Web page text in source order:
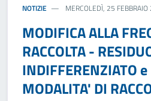
NOTIZIE MERCOLEDÌ, 25
MODIFICA ALLA
RACCOLTA -
INDIFFERENZIATO
MODALITA' DI